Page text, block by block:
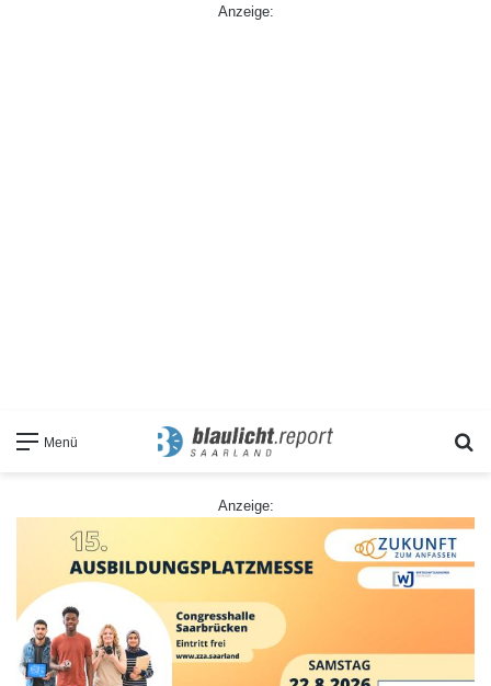
Anzeige:
Menü
Anzeige: